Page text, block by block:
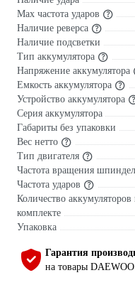
Мах частота ударов
Наличие реверса
Наличие подсветки
Тип аккумулятора
Напряжение аккумулятора
Емкость аккумулятора
Устройство аккумулятора
Серия аккумулятора
Габариты без упаковки
Вес нетто
Тип двигателя
Частота вращения
Частота ударов
Количество аккумуляторов
комплекте
Упаковка
Гарантия
на товары DAEWOO